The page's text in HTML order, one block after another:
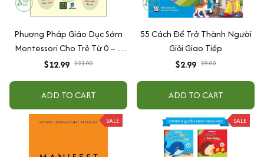
Phương Pháp Giáo Dục Sớm
Montessori Cho Trẻ Từ 0 – 3
Tuổi
$12.99 $21.00
ADD TO CART
55 Cách Để Trở Thành Người
Giỏi Giao Tiếp
$2.99 $9.00
ADD TO CART
SALE SALE